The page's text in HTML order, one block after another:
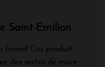
Saint-Emilion
Grand Cru produit
des notes de mûre